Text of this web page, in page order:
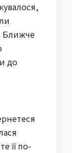
Ближче
до
її по-